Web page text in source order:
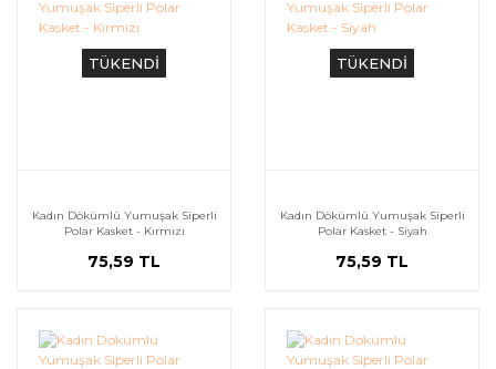
TÜKENDİ
Kadın Dökümlü Yumuşak Siperli
Polar Kasket - Kırmızı
75,59 TL
TÜKENDİ
Kadın Dökümlü Yumuşak Siperli
Polar Kasket - Siyah
75,59 TL